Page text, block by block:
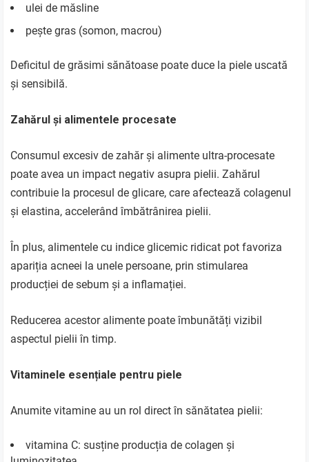
ulei de măsline
pește gras (somon, macrou)
Deficitul de grăsimi sănătoase poate duce la piele uscată
și sensibilă.
Zahărul și alimentele procesate
Consumul excesiv de zahăr și alimente ultra-procesate
poate avea un impact negativ asupra pielii. Zahărul
contribuie la procesul de glicare, care afectează colagenul
și elastina, accelerând îmbătrânirea pielii.
În plus, alimentele cu indice glicemic ridicat pot favoriza
apariția acneei la unele persoane, prin stimularea
producției de sebum și a inflamației.
Reducerea acestor alimente poate îmbunătăți vizibil
aspectul pielii în timp.
Vitaminele esențiale pentru piele
Anumite vitamine au un rol direct în sănătatea pielii:
vitamina C: susține producția de colagen și